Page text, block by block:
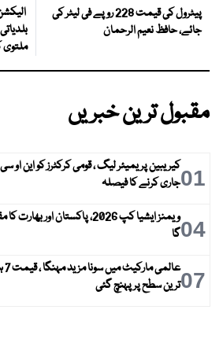
پیٹرول کی قیمت 228 روپے فی لیٹر کی
جائے، حافظ نعیم الرحمان
مقبول ترین خبریں
01جاری کرنے کا فیصلہ
04
ویمنز ایشیا کپ 2026، پاکستان اور
گا
07ترین سطح پر پہنچ گئی